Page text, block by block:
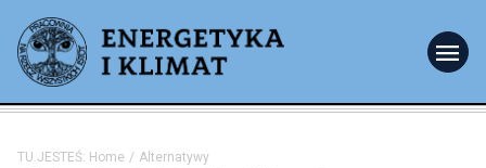
menu
TU JESTEŚ: Home
Alternatywy